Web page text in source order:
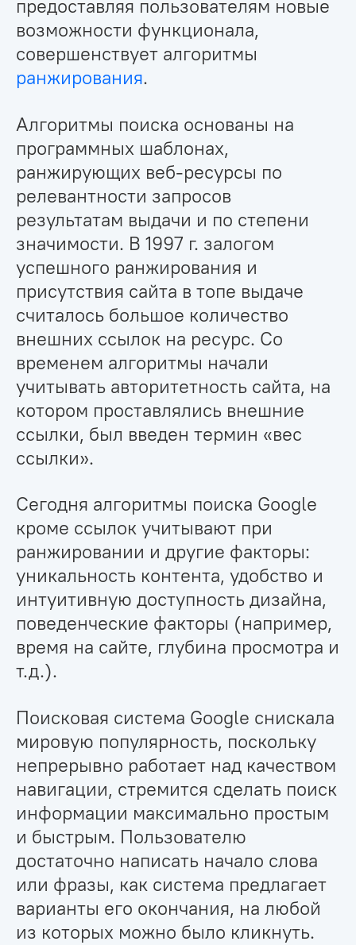
предоставляя пользователям новые
возможности функционала,
совершенствует алгоритмы
ранжирования.
Алгоритмы поиска основаны на
программных шаблонах,
ранжирующих веб-ресурсы по
релевантности запросов
результатам выдачи и по степени
значимости. В 1997 г. залогом
успешного ранжирования и
присутствия сайта в топе выдаче
считалось большое количество
внешних ссылок на ресурс. Со
временем алгоритмы начали
учитывать авторитетность сайта, на
котором проставлялись внешние
ссылки, был введен термин «вес
ссылки».
Сегодня алгоритмы поиска Google
кроме ссылок учитывают при
ранжировании и другие факторы:
уникальность контента, удобство и
интуитивную доступность дизайна,
поведенческие факторы (например,
время на сайте, глубина просмотра и
т.д.).
Поисковая система Google снискала
мировую популярность, поскольку
непрерывно работает над качеством
навигации, стремится сделать поиск
информации максимально простым
и быстрым. Пользователю
достаточно написать начало слова
или фразы, как система предлагает
варианты его окончания, на любой
из которых можно было кликнуть.